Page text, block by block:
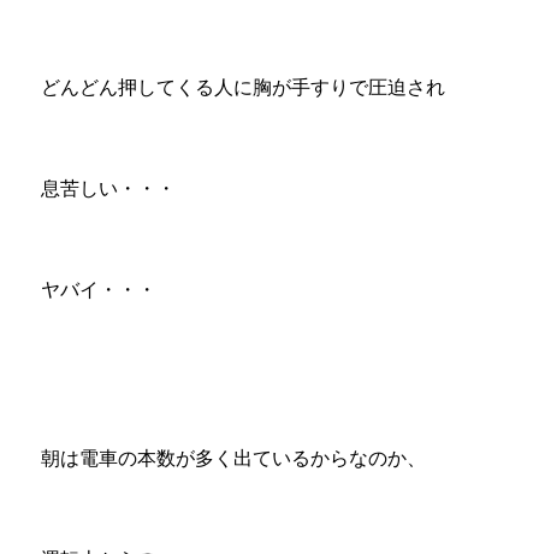
どんどん押してくる人に胸が手すりで圧迫され
息苦しい・・・
ヤバイ・・・
朝は電車の本数が多く出ているからなのか、